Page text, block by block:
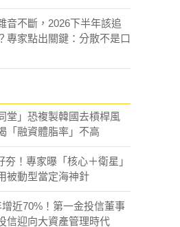
音不斷，2026下半年該追
專家點出關鍵：分散不是口
堂」恐複製韓國去槓桿風
「融資體脂率」不高
夯！專家曝「核心＋衛星」
被動型當定海神針
近70%！第一金投信董事
信迎向大資產管理時代